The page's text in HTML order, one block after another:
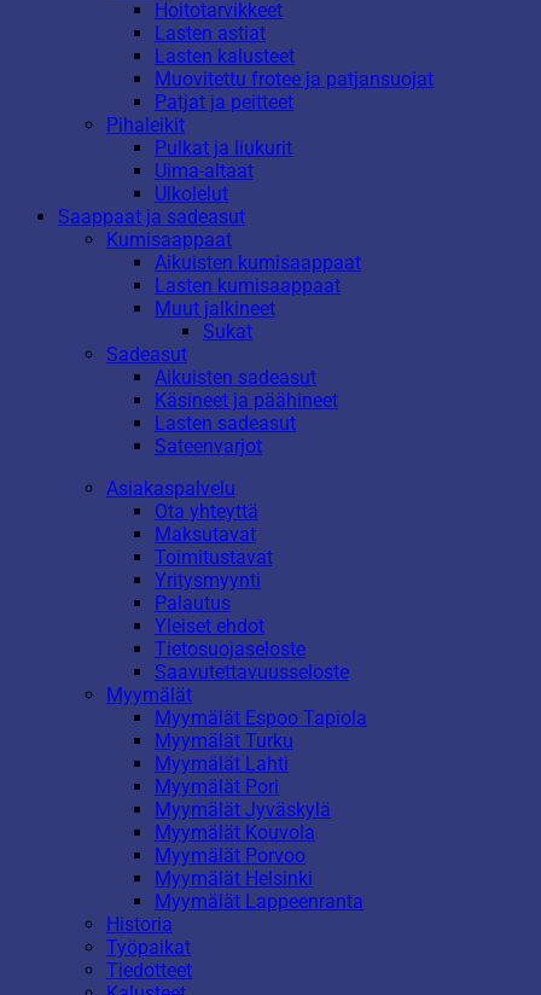
Hoitotarvikkeet
Lasten astiat
Lasten kalusteet
Muovitettu frotee ja patjansuojat
Patjat ja peitteet
Pihaleikit
Pulkat ja liukurit
Uima-altaat
Ulkolelut
Saappaat ja sadeasut
Kumisaappaat
Aikuisten kumisaappaat
Lasten kumisaappaat
Muut jalkineet
Sukat
Sadeasut
Aikuisten sadeasut
Käsineet ja päähineet
Lasten sadeasut
Sateenvarjot
Asiakaspalvelu
Ota yhteyttä
Maksutavat
Toimitustavat
Yritysmyynti
Palautus
Yleiset ehdot
Tietosuojaseloste
Saavutettavuusseloste
Myymälät
Myymälät Espoo Tapiola
Myymälät Turku
Myymälät Lahti
Myymälät Pori
Myymälät Jyväskylä
Myymälät Kouvola
Myymälät Porvoo
Myymälät Helsinki
Myymälät Lappeenranta
Historia
Työpaikat
Tiedotteet